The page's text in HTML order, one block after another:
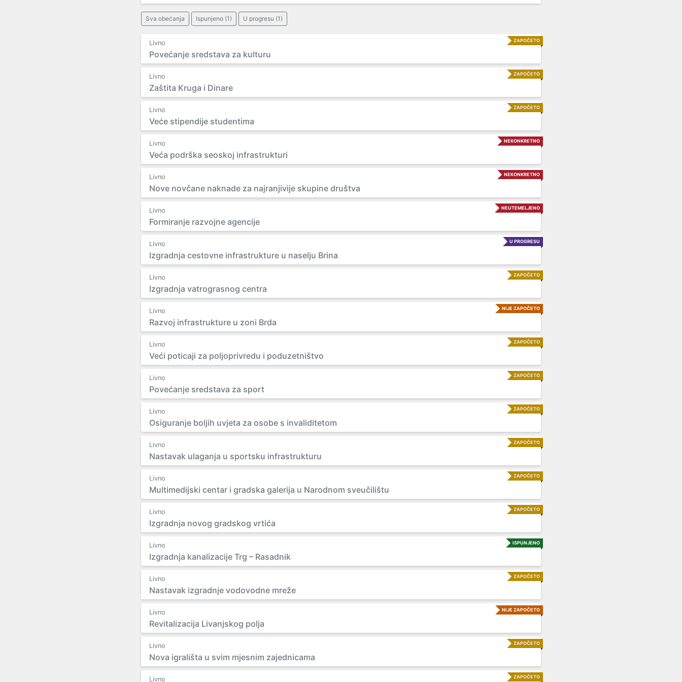
Sva obećanja Ispunjeno (1) U progresu (1)
ZAPOČETO
Livno
Povećanje sredstava za kulturu
ZAPOČETO
Livno
Zaštita Kruga i Dinare
ZAPOČETO
Livno
Veće stipendije studentima
NEKONKRETNO
Livno
Veća podrška seoskoj infrastrukturi
NEKONKRETNO
Livno
Nove novčane naknade za najranjivije skupine društva
NEUTEMELJENO
Livno
Formiranje razvojne agencije
U PROGRESU
Livno
Izgradnja cestovne infrastrukture u naselju Brina
ZAPOČETO
Livno
Izgradnja vatrograsnog centra
NIJE ZAPOČETO
Livno
Razvoj infrastrukture u zoni Brda
ZAPOČETO
Livno
Veći poticaji za poljoprivredu i poduzetništvo
ZAPOČETO
Livno
Povećanje sredstava za sport
ZAPOČETO
Livno
Osiguranje boljih uvjeta za osobe s invaliditetom
ZAPOČETO
Livno
Nastavak ulaganja u sportsku infrastrukturu
ZAPOČETO
Livno
Multimedijski centar i gradska galerija u Narodnom sveučilištu
ZAPOČETO
Livno
Izgradnja novog gradskog vrtića
ISPUNJENO
Livno
Izgradnja kanalizacije Trg – Rasadnik
ZAPOČETO
Livno
Nastavak izgradnje vodovodne mreže
NIJE ZAPOČETO
Livno
Revitalizacija Livanjskog polja
ZAPOČETO
Livno
Nova igrališta u svim mjesnim zajednicama
ZAPOČETO
Livno